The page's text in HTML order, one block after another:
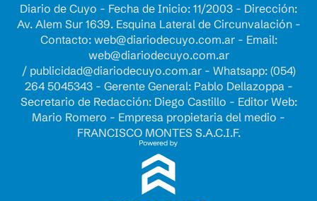
Diario de Cuyo - Fecha de Inicio: 11/2003 - Dirección:
Av. Alem Sur 1639. Esquina Lateral de Circunvalación -
Contacto: web@diariodecuyo.com.ar- Email:
web@diariodecuyo.com.ar
/ publicidad@diariodecuyo.com.ar- Whatsapp: (054)
264 5045343 - Gerente General: Pablo Dellazoppa -
Secretario de Redacción: Diego Castillo - Editor Web:
Mario Romero - Empresa propietaria del medio -
FRANCISCO MONTES S.A.C.I.F.